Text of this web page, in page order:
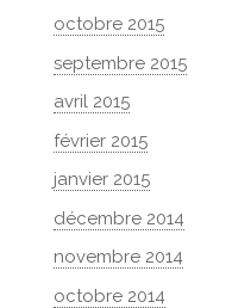
octobre 2015
septembre 2015
avril 2015
février 2015
janvier 2015
décembre 2014
novembre 2014
octobre 2014